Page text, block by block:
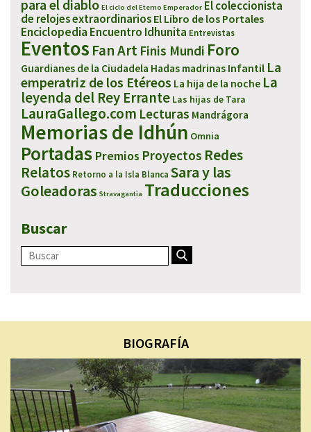
para el diablo El ciclo del Eterno Emperador El coleccionista
de relojes extraordinarios El Libro de los Portales
Enciclopedia Encuentro Idhunita Entrevistas
Eventos Fan Art Finis Mundi Foro
Guardianes de la Ciudadela Hadas madrinas Infantil La
emperatriz de los Etéreos La hija de la noche La
leyenda del Rey Errante Las hijas de Tara
LauraGallego.com Lecturas Mandrágora
Memorias de Idhún Omnia
Portadas Premios Proyectos Redes
Relatos Retorno a la Isla Blanca Sara y las
Goleadoras Stravagantia Traducciones
Buscar
BIOGRAFÍA